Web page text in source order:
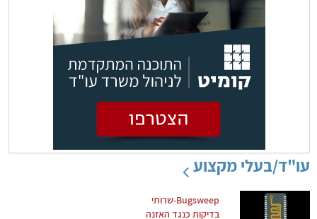
עו"ד/בעלי מקצוע
Bugsweep-שרותי
בדיקות כנגד האזנה